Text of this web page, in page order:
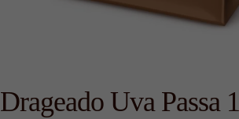
Drageado Uva Passa